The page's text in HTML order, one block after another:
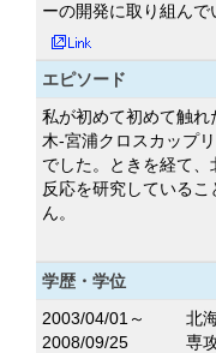
ーの開発に取り組んで
エピソード
私が初めて初めて触
木-宮浦クロスカップ
でした。ときを経て
反応を研究している
ん。
学歴・学位
2003/04/01～
2008/09/25
北
専